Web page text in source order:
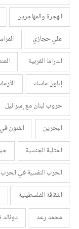
الهجرة والمهاجرين
علي حجازي
الدراما الغربية
إياون ماسك
حروب لبنان مع إسرائيل
البحرين
الفنون
المثلية الجنسية
الحرب النفسية في الحرب
الثقافة الفلسطينية
محمد رعد